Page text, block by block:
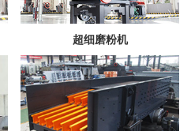
超细磨粉机